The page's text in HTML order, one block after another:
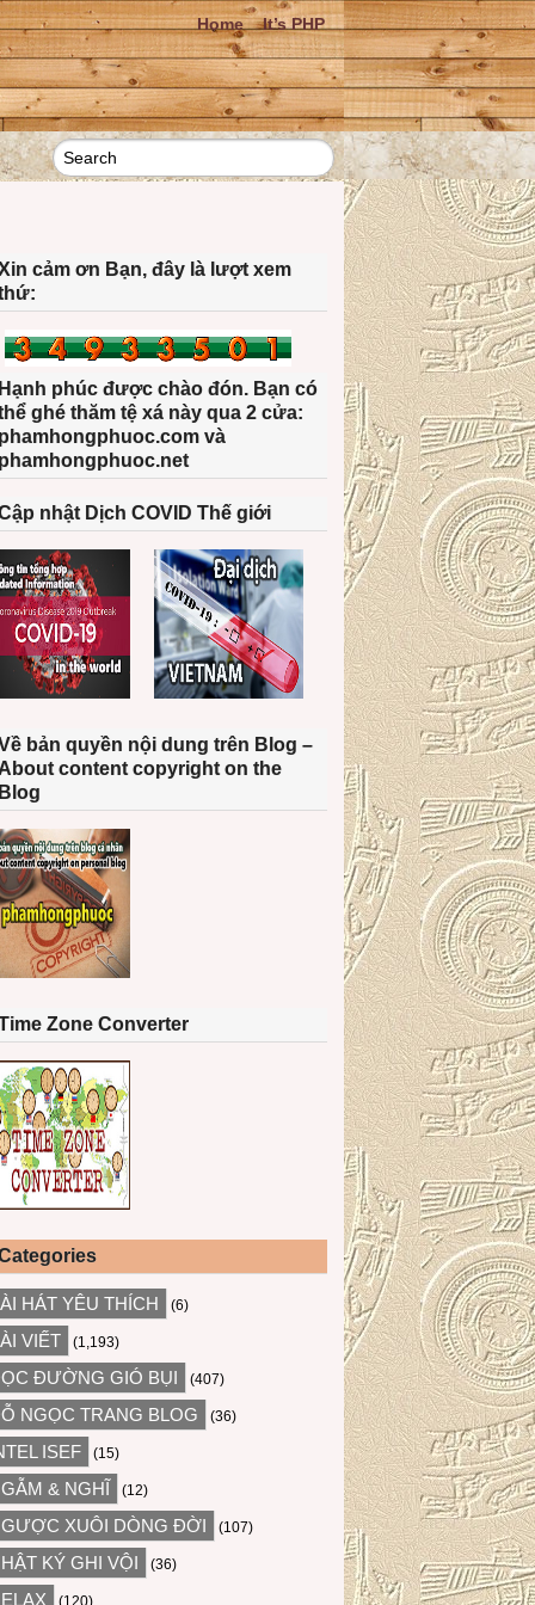
Home It’s PHP
cảm ơn Bạn, đây là lượt xem
phúc được chào đón. Bạn có
ghé thăm tệ xá này qua 2 cửa:
và
nhật Dịch COVID Thế giới
bản quyền nội dung trên Blog –
content copyright on the
Zone Converter
HÁT YÊU THÍCH (6)
VIẾT (1,193)
ĐƯỜNG GIÓ BỤI (407)
NGỌC TRANG BLOG (36)
ISEF (15)
& NGHĨ (12)
XUÔI DÒNG ĐỜI (107)
KÝ GHI VỘI (36)
(120)